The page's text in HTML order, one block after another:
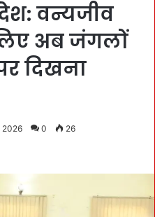
वन्यजीव
अब जंगलों
दिखना
2026 0 26